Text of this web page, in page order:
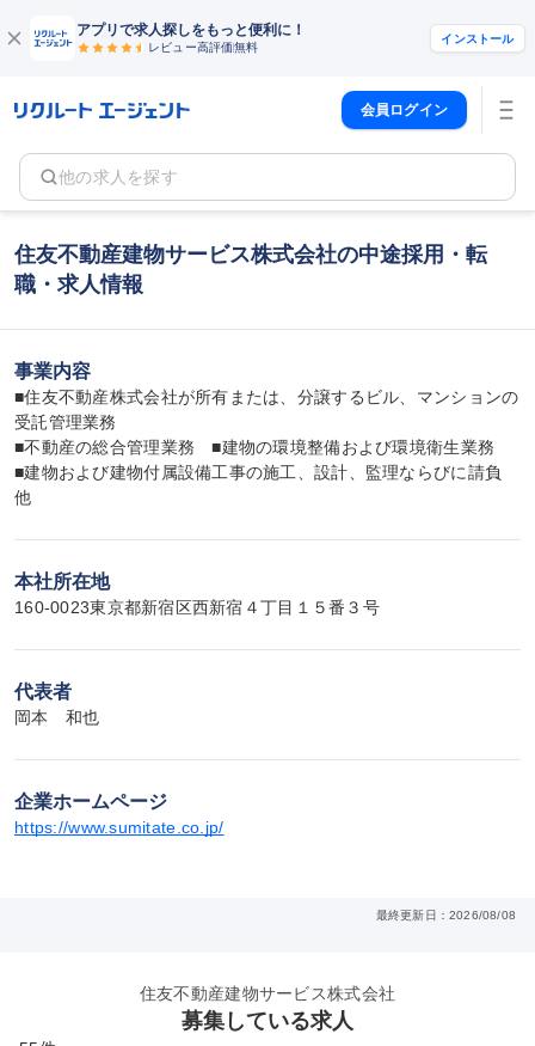
アプリで求人探しをもっと便利に！
レビュー高評価無料
インストール
会員ログイン
他の求人を探す
住友不動産建物サービス株式会社の中途採用・転
職・求人情報
事業内容
■住友不動産株式会社が所有または、分譲するビル、マンションの
受託管理業務
■不動産の総合管理業務　■建物の環境整備および環境衛生業務
■建物および建物付属設備工事の施工、設計、監理ならびに請負
他
本社所在地
160-0023東京都新宿区西新宿４丁目１５番３号
代表者
岡本　和也
企業ホームページ
https://www.sumitate.co.jp/
最終更新日：2026/08/08
住友不動産建物サービス株式会社
募集している求人